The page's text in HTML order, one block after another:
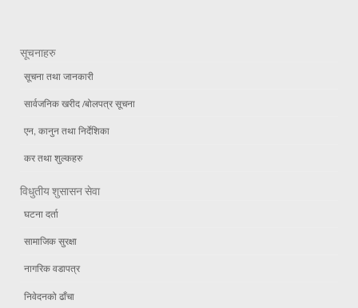
सूचनाहरु
सूचना तथा जानकारी
सार्वजनिक खरीद /बोलपत्र सूचना
एन, कानुन तथा निर्देशिका
कर तथा शुल्कहरु
विधुतीय शुसासन सेवा
घटना दर्ता
सामाजिक सुरक्षा
नागरिक वडापत्र
निवेदनको ढाँचा